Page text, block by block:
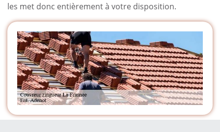
les met donc entièrement à votre disposition.